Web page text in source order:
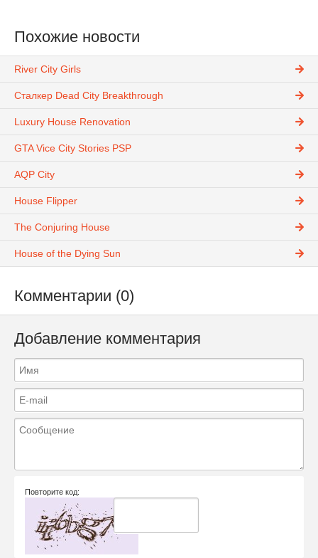
Похожие новости
River City Girls
Сталкер Dead City Breakthrough
Luxury House Renovation
GTA Vice City Stories PSP
AQP City
House Flipper
The Conjuring House
House of the Dying Sun
Комментарии (0)
Добавление комментария
Повторите код: